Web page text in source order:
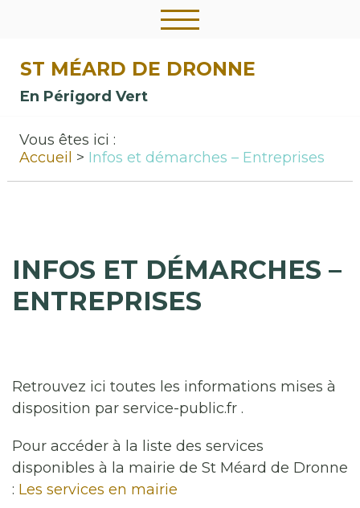
ST MÉARD DE DRONNE
En Périgord Vert
Vous êtes ici :
Accueil
Infos et démarches – Entreprises
INFOS ET DÉMARCHES –
ENTREPRISES
Retrouvez ici toutes les informations mises à
disposition par service-public.fr .
Pour accéder à la liste des services
disponibles à la mairie de St Méard de Dronne
: Les services en mairie